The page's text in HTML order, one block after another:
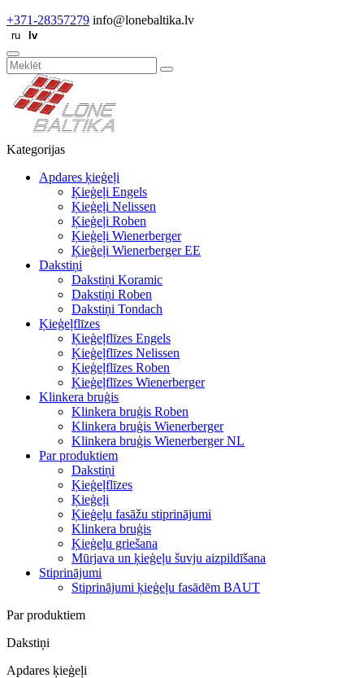
+371-28357279 info@lonebaltika.lv
Kategorijas
Apdares ķieģeļi
Ķieģeļi Engels
Ķieģeļi Nelissen
Ķieģeļi Roben
Ķieģeļi Wienerberger
Ķieģeļi Wienerberger EE
Dakstiņi
Dakstiņi Koramic
Dakstiņi Roben
Dakstiņi Tondach
Ķieģeļflīzes
Ķieģeļflīzes Engels
Ķieģeļflīzes Nelissen
Ķieģeļflīzes Roben
Ķieģeļflīzes Wienerberger
Klinkera bruģis
Klinkera bruģis Roben
Klinkera bruģis Wienerberger
Klinkera bruģis Wienerberger NL
Par produktiem
Dakstiņi
Ķieģeļflīzes
Ķieģeļi
Ķieģeļu fasāžu stiprinājumi
Klinkera bruģis
Ķieģeļu griešana
Mūrjava un ķieģeļu šuvju aizpildīšana
Stiprinājumi
Stiprinājumi ķieģeļu fasādēm BAUT
Par produktiem
Dakstiņi
Apdares ķieģeļi